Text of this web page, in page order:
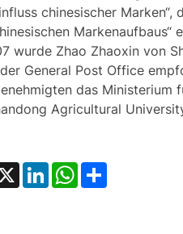
chinesischer
Markenaufbaus“
wurde Zhao Zhaoxin von
General Post Office
das
Agricultural
X LinkedInWhatsApp